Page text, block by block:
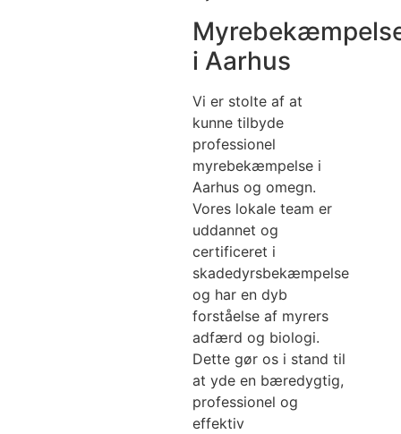
i Aarhus
Vi er stolte af at
kunne tilbyde
professionel
myrebekæmpelse i
Aarhus og omegn.
Vores lokale team er
uddannet og
certificeret i
skadedyrsbekæmpelse
og har en dyb
forståelse af myrers
adfærd og biologi.
Dette gør os i stand til
at yde en bæredygtig,
professionel og
effektiv